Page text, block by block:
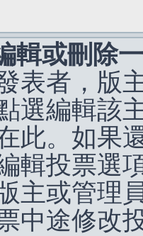
輯或刪除
表者，版
選編輯該
此。如果
輯投票選
主或管理
中途修改